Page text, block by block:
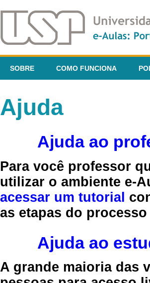
SOBRE COMO FUNCIONA
Ajuda
Ajuda ao
Para você professor
utilizar o ambiente e-
acessar um tutorial
as etapas do
Ajuda ao
A grande maioria das